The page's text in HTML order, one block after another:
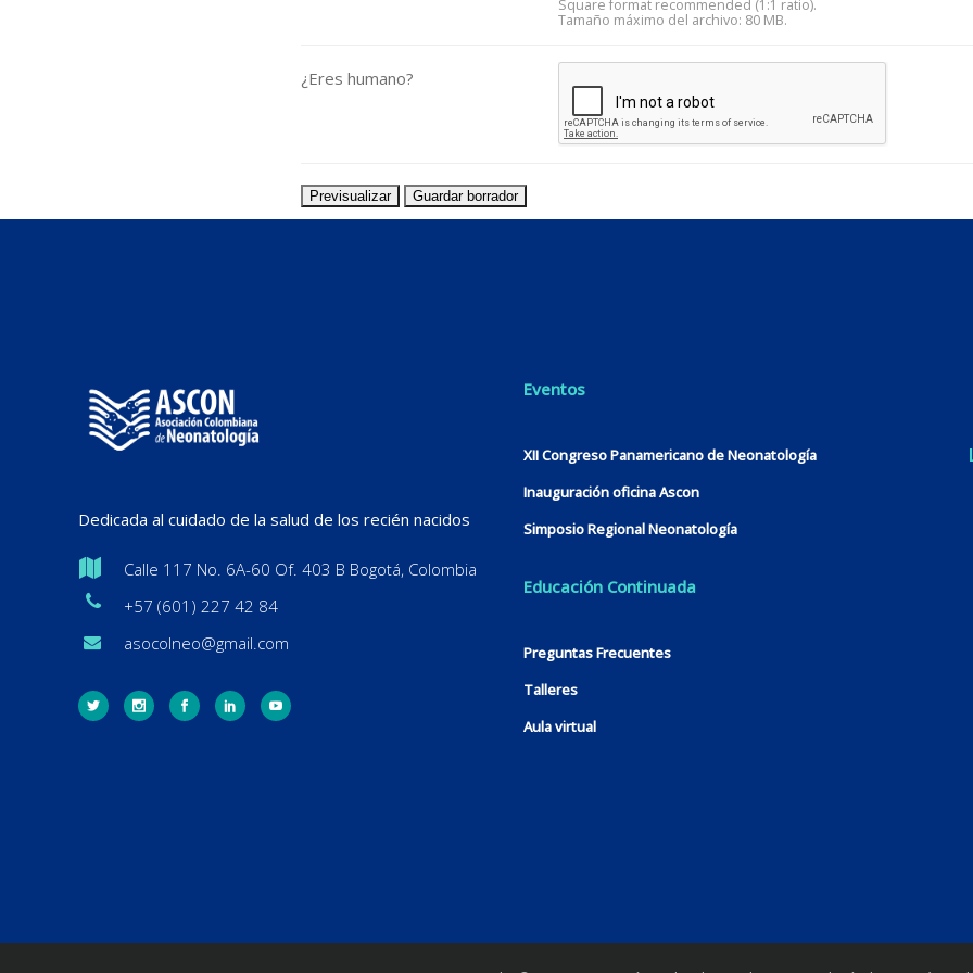
Square format recommended (1:1 ratio).
Tamaño máximo del archivo: 80 MB.
¿Eres humano?
Dedicada al cuidado de la salud de los recién nacidos
Calle 117 No. 6A-60 Of. 403 B Bogotá, Colombia
+57 (601) 227 42 84
asocolneo@gmail.com
Eventos
XII Congreso Panamericano de Neonatología
Inauguración oficina Ascon
Simposio Regional Neonatología
Educación Continuada
Preguntas Frecuentes
Talleres
Aula virtual